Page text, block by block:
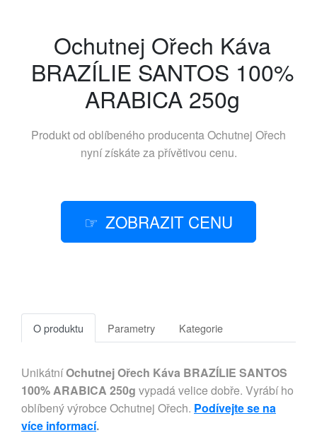
Ochutnej Ořech Káva
BRAZÍLIE SANTOS 100%
ARABICA 250g
Produkt od oblíbeného producentaOchutnej Ořech
nyní získáte za přívětivou cenu.
ZOBRAZIT CENU
O produktu Parametry Kategorie
UnikátníOchutnej Ořech Káva BRAZÍLIE SANTOS
100% ARABICA 250g vypadá velice dobře. Vyrábí ho
oblíbený výrobce Ochutnej Ořech. Podívejte se na
více informací.